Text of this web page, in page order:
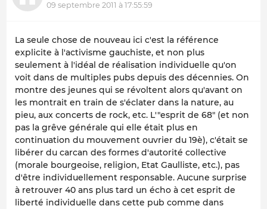
09 septembre 2011 à 17:55:59
La seule chose de nouveau ici c'est la référence
explicite à l'activisme gauchiste, et non plus
seulement à l'idéal de réalisation individuelle qu'on
voit dans de multiples pubs depuis des décennies. On
montre des jeunes qui se révoltent alors qu'avant on
les montrait en train de s'éclater dans la nature, au
pieu, aux concerts de rock, etc. L'"esprit de 68" (et non
pas la grêve générale qui elle était plus en
continuation du mouvement ouvrier du 19è), c'était se
libérer du carcan des formes d'autorité collective
(morale bourgeoise, religion, Etat Gaulliste, etc.), pas
d'être individuellement responsable. Aucune surprise
à retrouver 40 ans plus tard un écho à cet esprit de
liberté individuelle dans cette pub comme dans